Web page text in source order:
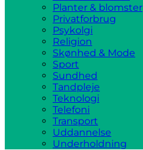
Planter & blomster
Privatforbrug
Psykolgi
Religion
Skønhed & Mode
Sport
Sundhed
Tandpleje
Teknologi
Telefoni
Transport
Uddannelse
Underholdning